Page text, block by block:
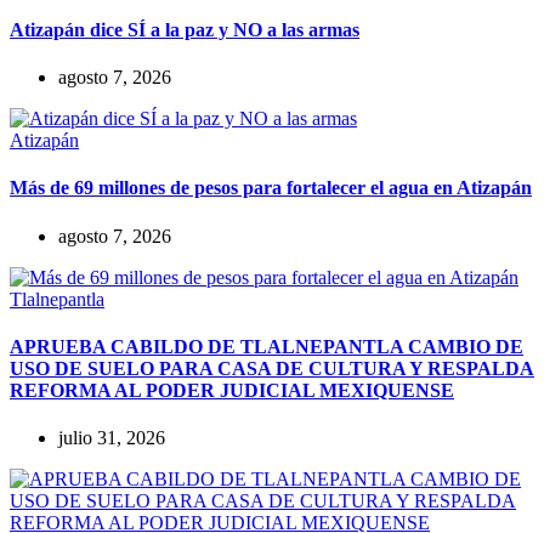
Atizapán dice SÍ a la paz y NO a las armas
agosto 7, 2026
Atizapán
Más de 69 millones de pesos para fortalecer el agua en Atizapán
agosto 7, 2026
Tlalnepantla
APRUEBA CABILDO DE TLALNEPANTLA CAMBIO DE
USO DE SUELO PARA CASA DE CULTURA Y RESPALDA
REFORMA AL PODER JUDICIAL MEXIQUENSE
julio 31, 2026